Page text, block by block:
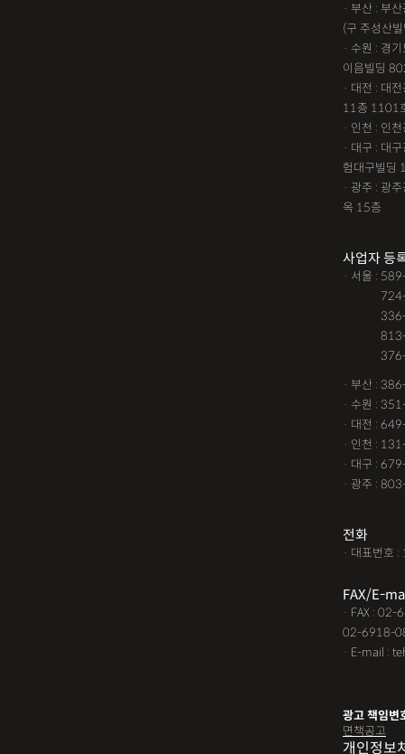
· 부산 : 부
(구 주성산
· 수원 : 경
이음빌딩
· 대전 : 대
11층 1101
· 인천 : 인
· 대구 : 대
험대구빌딩
· 광주 : 광
옥 15층
사업자 등
· 서울 :
· 부산 :
· 수원 :
· 대전 :
· 인천 :
· 대구 :
· 광주 :
전화
· 대표번호
FAX/E-
· FAX :
02-6918-
· E-mail :
광고 책임변
면책공고
개인정보